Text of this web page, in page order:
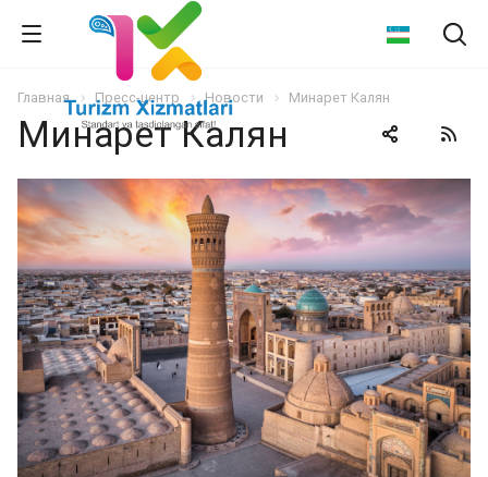
Главная Пресс-центр Новости Минарет Калян
Минарет Калян